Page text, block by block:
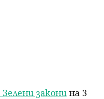
закони на 3